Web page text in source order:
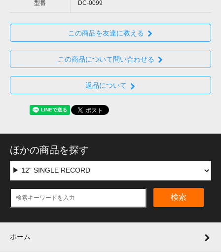
型番 DC-0099
この商品を友達に教える
この商品について問い合わせる
返品について
ほかの商品を探す
検索
ホーム